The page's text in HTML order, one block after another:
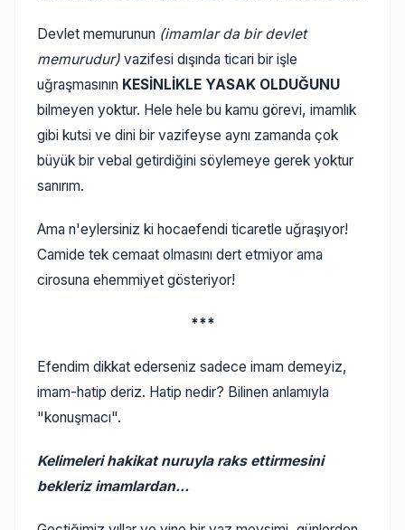
Devlet memurunun (imamlar da bir devlet
memurudur) vazifesi dışında ticari bir işle
uğraşmasının KESİNLİKLE YASAK OLDUĞUNU
bilmeyen yoktur. Hele hele bu kamu görevi, imamlık
gibi kutsi ve dini bir vazifeyse aynı zamanda çok
büyük bir vebal getirdiğini söylemeye gerek yoktur
sanırım.
Ama n'eylersiniz ki hocaefendi ticaretle uğraşıyor!
Camide tek cemaat olmasını dert etmiyor ama
cirosuna ehemmiyet gösteriyor!
***
Efendim dikkat ederseniz sadece imam demeyiz,
imam-hatip deriz. Hatip nedir? Bilinen anlamıyla
"konuşmacı".
Kelimeleri hakikat nuruyla raks ettirmesini
bekleriz imamlardan...